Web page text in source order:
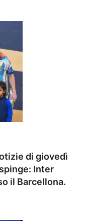
di giovedì
Inter
il Barcellona.